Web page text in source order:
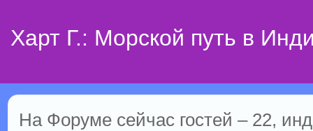
Харт Г.: Морской путь в
На Форуме сейчас гостей – 22,